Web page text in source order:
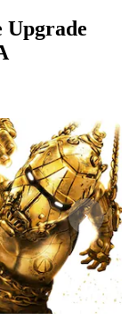
Upgrade